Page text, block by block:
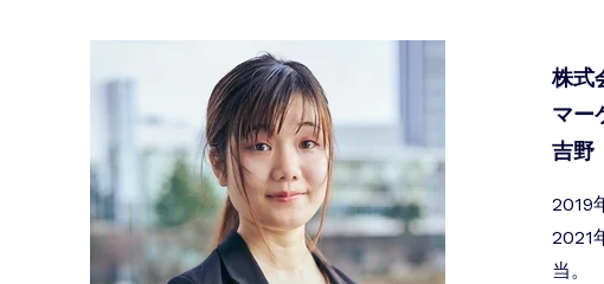
株式
マ
吉
2019
2021
当。